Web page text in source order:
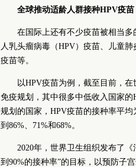
全球推动适龄人群接种HPV疫苗
在国际上还有不少疫苗被相当
人乳头瘤病毒（HPV）疫苗、儿童
疫苗等。
以HPV疫苗为例，截至目前，
免疫规划，其中很多中低收入国家
规划的国家，HPV疫苗的接种率平
到86%、71%和68%。
2020年，世界卫生组织发布了
到90%的接种率”的目标，以预防子